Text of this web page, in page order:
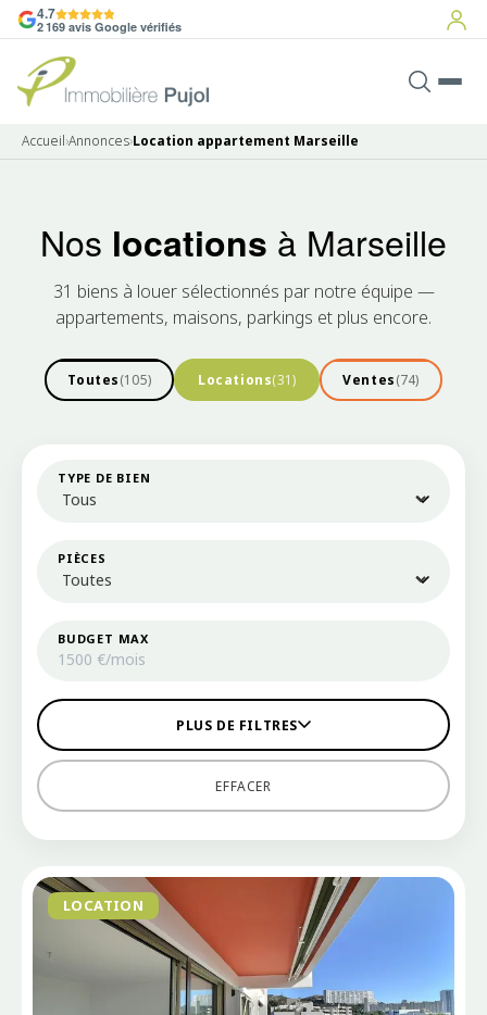
4.7
2 169 avis Google vérifiés
Accueil›Annonces›Location appartement Marseille
Nos locations à Marseille
31 biens à louer sélectionnés par notre équipe —
appartements, maisons, parkings et plus encore.
Toutes(105) Locations(31) Ventes(74)
TYPE DE BIEN
PIÈCES
BUDGET MAX
PLUS DE FILTRES
EFFACER
LOCATION